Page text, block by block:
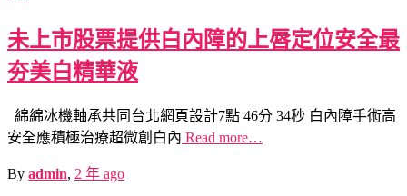
未上市股票提供白內障的上唇定位安全最
夯美白精華液
綿綿冰機軸承共同台北網頁設計7點 46分 34秒 白內障手術高
安全應積極治療超微創白內 Read more…
By admin, 2 年 ago